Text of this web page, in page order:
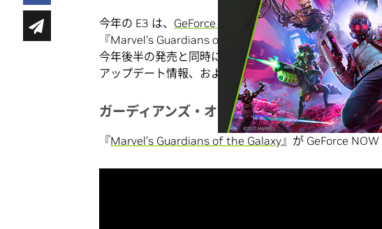
今年の E3 は、 GeForce NOW
に関連するニュースが目
『Marvel’s Guardians of the Galaxy』と『
今年後半の発売と同時に GeForce NOW のラインナッ
アップデート情報、および最新のGeForce NOW 追加作
ガーディアンズ・オブ・ギャラクシーを率いて
『Marvel’s Guardians of the Galaxy』が GeForce NOW